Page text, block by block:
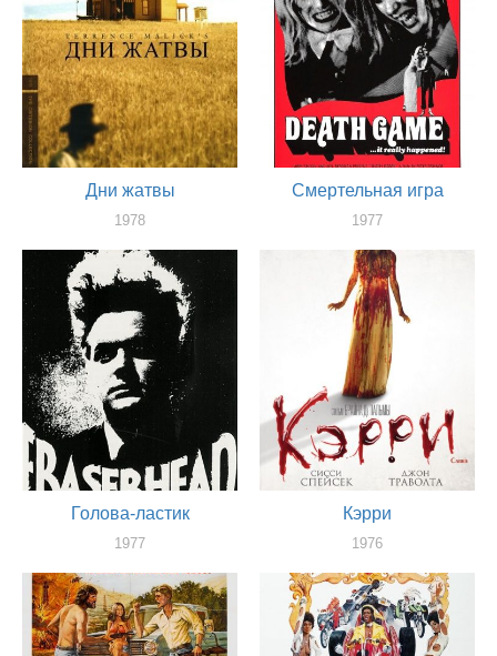
Дни жатвы
1978
Смертельная игра
1977
Голова-ластик
1977
Кэрри
1976